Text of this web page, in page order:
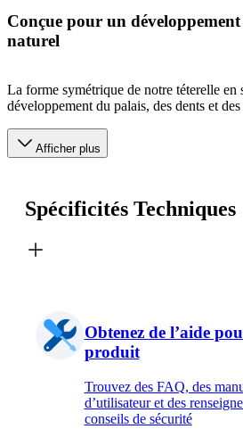
Conçue pour un
naturel
La forme symétrique de notre téterelle en
développement du palais, des dents et
Afficher plus
Spécificités Techniques
Obtenez de l’aide
produit
Trouvez des FAQ, des
d’utilisateur et des
conseils de sécurité